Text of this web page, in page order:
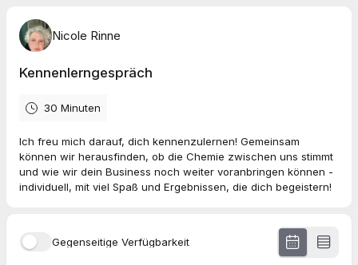
Nicole Rinne
Kennenlerngespräch
30 Minuten
Ich freu mich darauf, dich kennenzulernen! Gemeinsam
können wir herausfinden, ob die Chemie zwischen uns stimmt
und wie wir dein Business noch weiter voranbringen können -
individuell, mit viel Spaß und Ergebnissen, die dich begeistern!
Gegenseitige Verfügbarkeit